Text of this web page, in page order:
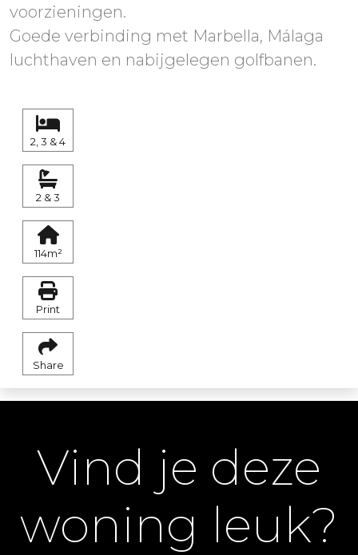
voorzieningen.
Goede verbinding met Marbella, Málaga
luchthaven en nabijgelegen golfbanen.
2, 3 & 4
2 & 3
114m²
Print
Share
Vind je deze
woning leuk?